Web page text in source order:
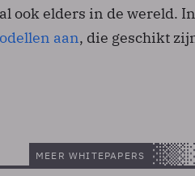
ook elders in de wereld.
aan, die geschikt
MEER WHITEPAPERS